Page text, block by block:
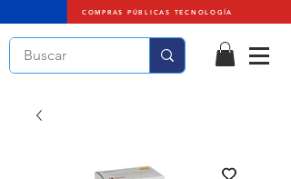
COMPRAS PÚBLICAS TECNOLOGÍA